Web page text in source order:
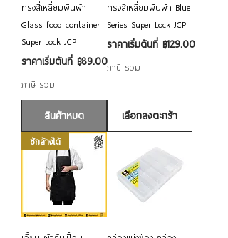
ทรงสี่เหลี่ยมผืนผ้า
Glass food container
Super Lock JCP
ราคาเริ่มต้นที่ ฿89.00
ราคาขายลด
ภาษี รวม
สินค้าหมด
ทรงสี่เหลี่ยมผืนผ้า Blue
Series Super Lock JCP
ราคาเริ่มต้นที่ ฿129.00
ราคาขายลด
ภาษี รวม
เลือกลงตะกร้า
ซักล้างได้